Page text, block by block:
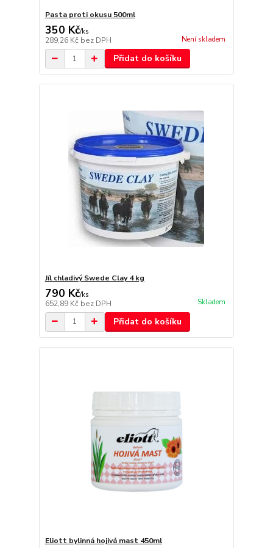
Pasta proti okusu 500ml
350 Kč/ks
289,26 Kč bez DPH Není skladem
Přidat do košíku
Jíl chladivý Swede Clay 4 kg
790 Kč/ks
652,89 Kč bez DPH Skladem
Přidat do košíku
Eliott bylinná hojivá mast 450ml